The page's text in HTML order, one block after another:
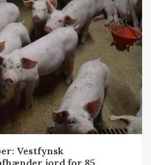
Vestfynsk
jord for 85